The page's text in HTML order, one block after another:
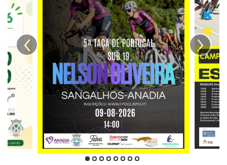
‹ ›